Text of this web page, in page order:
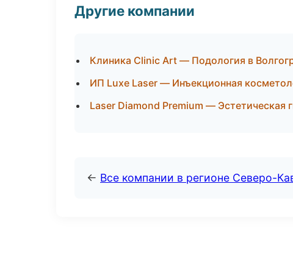
Другие компании
Клиника Clinic Art — Подология в
ИП Luxe Laser — Инъекционная
Laser Diamond Premium — Эстетическая
← Все компании в регионе Северо-